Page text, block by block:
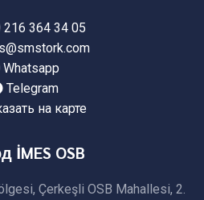
364 34 05
Whatsapp
Telegram
на карте
İMES OSB
Çerkeşli OSB Mahallesi, 2.